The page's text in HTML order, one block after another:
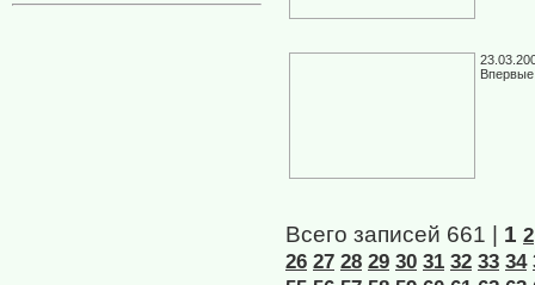
Всего записей 661 | 1 2
26 27 28 29 30 31 32 33 34